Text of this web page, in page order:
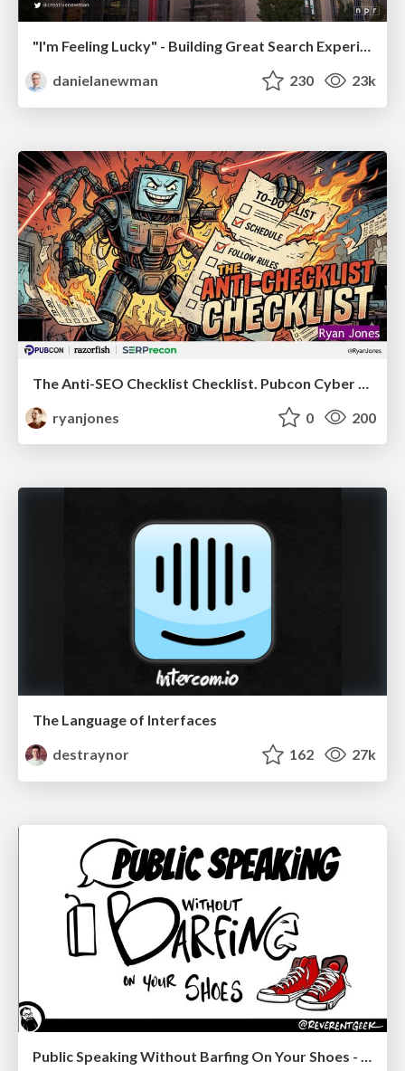
"I'm Feeling Lucky" - Building Great Search Experiences for Today's Users (#IAC19)
danielanewman
230 23k
ryanjones
0 200
The Language of Interfaces
destraynor
162 27k
Public Speaking Without Barfing On Your Shoes - THAT 2023